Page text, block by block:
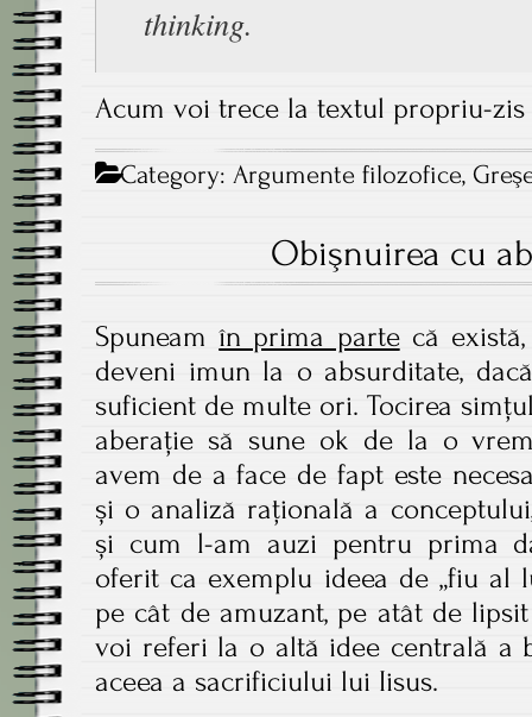
thinking.
Acum voi trece la textul propriu-
Category:Argumente filozofice,
Obişnuirea cu
Spuneamîn prima partecă există,
deveni imun la o absurditate,
suficient de multe ori. Tocirea
aberație să sune ok de la o
avem de a face de fapt este
și o analiză rațională a
și cum l-am auzi pentru prima
oferit ca exemplu ideea de „fiu al
pe cât de amuzant, pe atât de
voi referi la o altă idee centrală a
aceea a sacrificiului lui Iisus.